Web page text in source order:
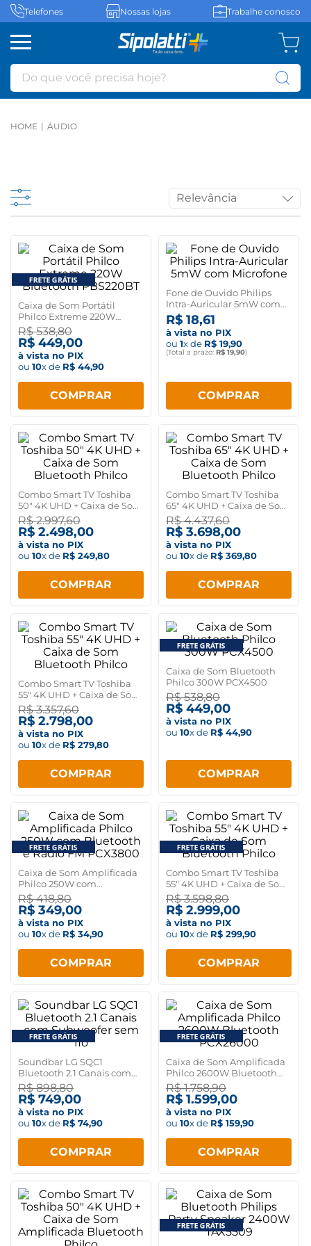
Telefones Nossas lojas Trabalhe conosco
Do que você precisa hoje?
ÁUDIO
Relevância
Caixa de Som Portátil
Philco Extreme 220W
Bluetooth PBS220BT
R$ 538,80
R$ 449,00
à vista no PIX
ou 10x de R$ 44,90
COMPRAR
Fone de Ouvido Philips
Intra-Auricular 5mW com
Microfone
R$ 18,61
à vista no PIX
ou 1x de R$ 19,90
(Total a prazo: R$ 19,90)
COMPRAR
Combo Smart TV Toshiba
50" 4K UHD + Caixa de Som
Bluetooth Philco
R$ 2.997,60
R$ 2.498,00
à vista no PIX
ou 10x de R$ 249,80
COMPRAR
Combo Smart TV Toshiba
65" 4K UHD + Caixa de Som
Bluetooth Philco
R$ 4.437,60
R$ 3.698,00
à vista no PIX
ou 10x de R$ 369,80
COMPRAR
Combo Smart TV Toshiba
55" 4K UHD + Caixa de Som
Bluetooth Philco
R$ 3.357,60
R$ 2.798,00
à vista no PIX
ou 10x de R$ 279,80
COMPRAR
Caixa de Som Bluetooth
Philco 300W PCX4500
R$ 538,80
R$ 449,00
à vista no PIX
ou 10x de R$ 44,90
COMPRAR
Caixa de Som Amplificada
Philco 250W com
Bluetooth e Rádio FM
PCX3800
R$ 418,80
R$ 349,00
à vista no PIX
ou 10x de R$ 34,90
COMPRAR
Combo Smart TV Toshiba
55" 4K UHD + Caixa de Som
Bluetooth Philco
R$ 3.598,80
R$ 2.999,00
à vista no PIX
ou 10x de R$ 299,90
COMPRAR
Soundbar LG SQC1
Bluetooth 2.1 Canais com
Subwoofer sem fio
R$ 898,80
R$ 749,00
à vista no PIX
ou 10x de R$ 74,90
COMPRAR
Caixa de Som Amplificada
Philco 2600W Bluetooth
PCX26000
R$ 1.758,90
R$ 1.599,00
à vista no PIX
ou 10x de R$ 159,90
COMPRAR